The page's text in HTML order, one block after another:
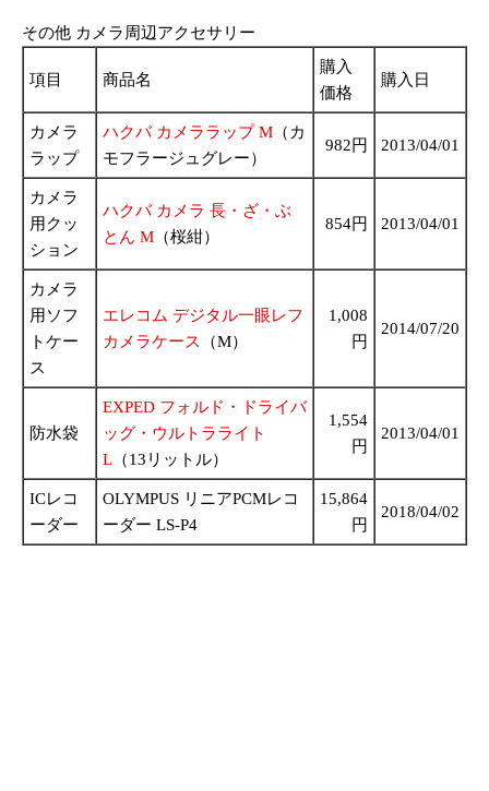
その他 カメラ周辺アクセサリー
項目 商品名
購入
価格
購入日
カメラ
ラップ
ハクバ カメララップ M （カ
モフラージュグレー）
982円 2013/04/01
カメラ
用クッ
ション
ハクバ カメラ 長・ざ・ぶ
とん M （桜紺）
854円 2013/04/01
カメラ
用ソフ
トケー
ス
エレコム デジタル一眼レフ
カメラケース
（M）
1,008
円
2014/07/20
防水袋
EXPED フォルド・ドライバ
ッグ・ウルトラライト
L （13リットル）
1,554
円
2013/04/01
ICレコ
ーダー
OLYMPUS リニアPCMレコ
ーダー LS-P4
15,864
円
2018/04/02